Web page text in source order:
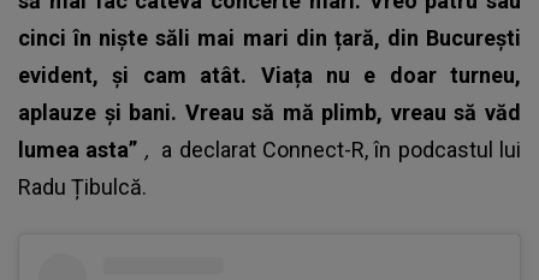
cinci în niște săli mai mari din țară, din București
evident, și cam atât. Viața nu e doar turneu,
aplauze și bani. Vreau să mă plimb, vreau să văd
lumea asta” , a declarat Connect-R, în podcastul lui
Radu Țibulcă.